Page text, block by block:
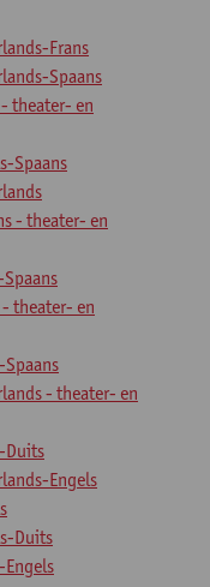
Frans
Spaans
theater- en
Spaans
- theater- en
theater- en
- theater- en
Duits
Engels
Duits